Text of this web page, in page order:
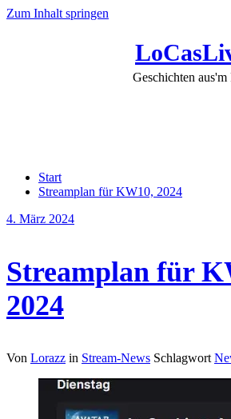
Zum Inhalt springen
Geschichten aus'm
Start
Streamplan für KW10, 2024
4. März 2024
Streamplan für
2024
Von Lorazz in Stream-News Schlagwort